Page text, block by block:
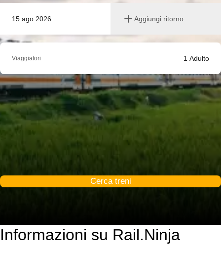
15 ago 2026 Aggiungi ritorno
Viaggiatori 1 Adulto
Cerca treni
Informazioni su Rail.Ninja